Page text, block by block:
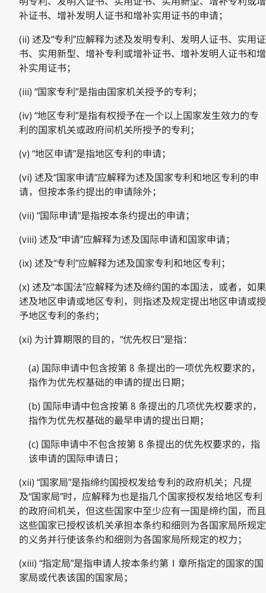
补证书、增补发明人证书和增补实用证书的申请；
(ii) 述及“专利”应解释为述及发明专利、发明人证书、实用证
书、实用新型、增补专利或增补证书、增补发明人证书和增
补实用证书；
(iii) “国家专利”是指由国家机关授予的专利；
(iv) “地区专利”是指有权授予在一个以上国家发生效力的专
利的国家机关或政府间机关所授予的专利；
(v) “地区申请”是指地区专利的申请；
(vi) 述及“国家申请”应解释为述及国家专利和地区专利的申
请，但按本条约提出的申请除外；
(vii) “国际申请”是指按本条约提出的申请；
(viii) 述及“申请”应解释为述及国际申请和国家申请；
(ix) 述及“专利”应解释为述及国家专利和地区专利；
(x) 述及“本国法”应解释为述及缔约国的本国法，或者，如果
述及地区申请或地区专利，则指述及规定提出地区申请或授
予地区专利的条约；
(xi) 为计算期限的目的，“优先权日”是指：
(a) 国际申请中包含按第 8 条提出的一项优先权要求的，
指作为优先权基础的申请的提出日期；
(b) 国际申请中包含按第 8 条提出的几项优先权要求的，
指作为优先权基础的最早申请的提出日期；
(c) 国际申请中不包含按第 8 条提出的优先权要求的，指
该申请的国际申请日；
(xii) “国家局”是指缔约国授权发给专利的政府机关；凡提
及“国家局”时，应解释为也是指几个国家授权发给地区专利
的政府间机关，但这些国家中至少应有一国是缔约国，而且
这些国家已授权该机关承担本条约和细则为各国家局所规定
的义务并行使该条约和细则为各国家局所规定的权力；
(xiii) “指定局”是指申请人按本条约第Ⅰ章所指定的国家的国
家局或代表该国的国家局；